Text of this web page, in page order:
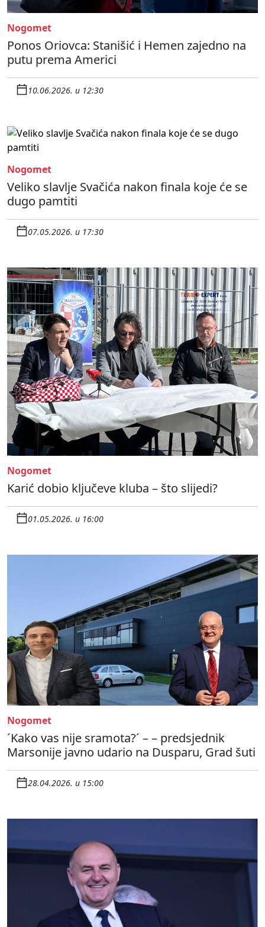
Nogomet
Ponos Oriovca: Stanišić i Hemen zajedno na
putu prema Americi
10.06.2026. u 12:30
Nogomet
Veliko slavlje Svačića nakon finala koje će se
dugo pamtiti
07.05.2026. u 17:30
Nogomet
Karić dobio ključeve kluba – što slijedi?
01.05.2026. u 16:00
Nogomet
´Kako vas nije sramota?´ – – predsjednik
Marsonije javno udario na Dusparu, Grad šuti
28.04.2026. u 15:00